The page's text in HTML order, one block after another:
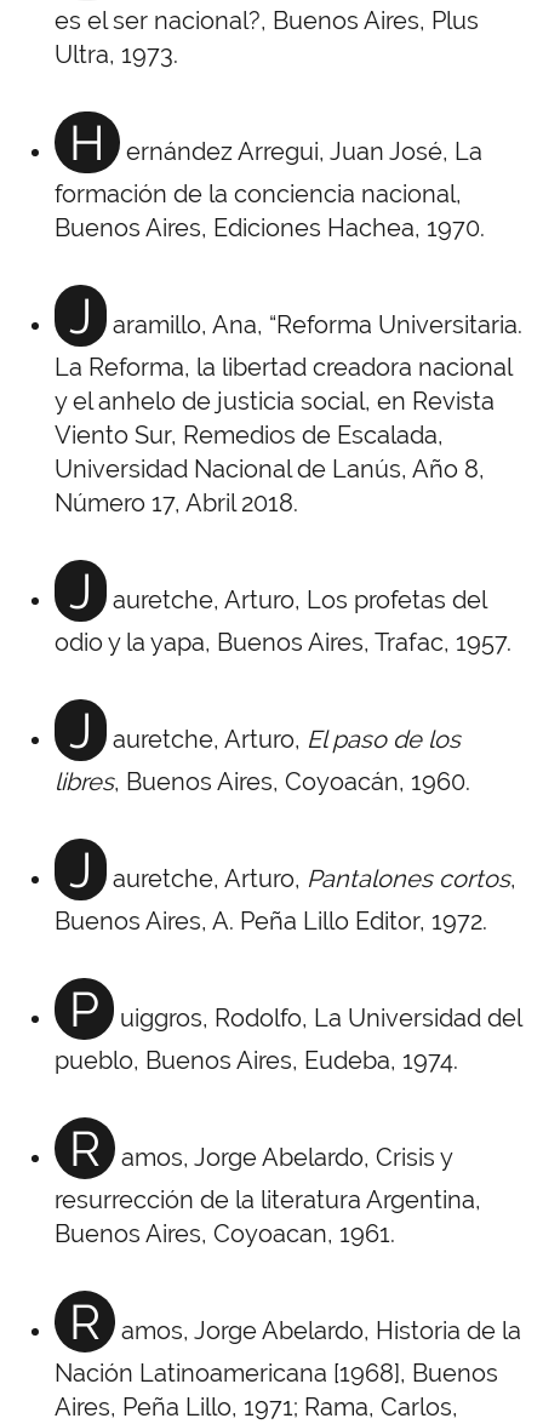
es el ser nacional?, Buenos Aires, Plus
Ultra, 1973.
H
ernández Arregui, Juan José, La
formación de la conciencia nacional,
Buenos Aires, Ediciones Hachea, 1970.
J
aramillo, Ana, “Reforma Universitaria.
La Reforma, la libertad creadora nacional
y el anhelo de justicia social, en Revista
Viento Sur, Remedios de Escalada,
Universidad Nacional de Lanús, Año 8,
Número 17, Abril 2018.
J
auretche, Arturo, Los profetas del
odio y la yapa, Buenos Aires, Trafac, 1957.
J auretche, Arturo, El paso de los
libres, Buenos Aires, Coyoacán, 1960.
J auretche, Arturo, Pantalones cortos,
Buenos Aires, A. Peña Lillo Editor, 1972.
P
uiggros, Rodolfo, La Universidad del
pueblo, Buenos Aires, Eudeba, 1974.
R
amos, Jorge Abelardo, Crisis y
resurrección de la literatura Argentina,
Buenos Aires, Coyoacan, 1961.
R
amos, Jorge Abelardo, Historia de la
Nación Latinoamericana [1968], Buenos
Aires, Peña Lillo, 1971; Rama, Carlos,